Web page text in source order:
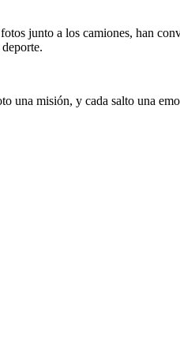
junto a los camiones, han
una misión, y cada salto una